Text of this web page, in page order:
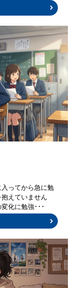
ってから急に勉
えていません
化に勉強･･･